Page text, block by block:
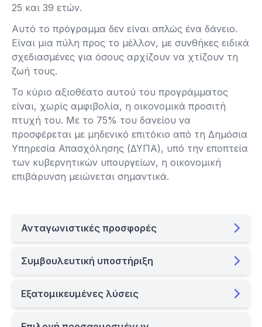
25 και 39 ετών.
Αυτό το πρόγραμμα δεν είναι απλώς ένα δάνειο.
Είναι μια πύλη προς το μέλλον, με συνθήκες ειδικά
σχεδιασμένες για όσους αρχίζουν να χτίζουν τη
ζωή τους.
Το κύριο αξιοθέατο αυτού του προγράμματος
είναι, χωρίς αμφιβολία, η οικονομικά προσιτή
πτυχή του. Με το 75% του δανείου να
προσφέρεται με μηδενικό επιτόκιο από τη Δημόσια
Υπηρεσία Απασχόλησης (ΔΥΠΑ), υπό την εποπτεία
των κυβερνητικών υπουργείων, η οικονομική
επιβάρυνση μειώνεται σημαντικά.
Ανταγωνιστικές προσφορές
Συμβουλευτική υποστήριξη
Εξατομικευμένες λύσεις